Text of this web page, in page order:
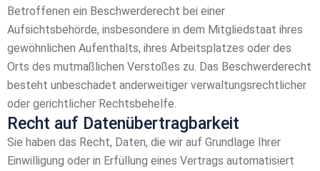
Betroffenen ein Beschwerderecht bei einer
Aufsichtsbehörde, insbesondere in dem Mitgliedstaat ihres
gewöhnlichen Aufenthalts, ihres Arbeitsplatzes oder des
Orts des mutmaßlichen Verstoßes zu. Das Beschwerderecht
besteht unbeschadet anderweitiger verwaltungsrechtlicher
oder gerichtlicher Rechtsbehelfe.
Recht auf Daten­übertrag­barkeit
Sie haben das Recht, Daten, die wir auf Grundlage Ihrer
Einwilligung oder in Erfüllung eines Vertrags automatisiert